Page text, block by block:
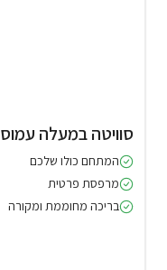
סוויטה במעלה עמוס
המתחם כולו שלכם
מרפסת פרטית
בריכה מחוממת ומקורה